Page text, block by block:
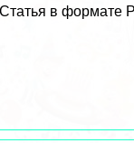
Статья в формате